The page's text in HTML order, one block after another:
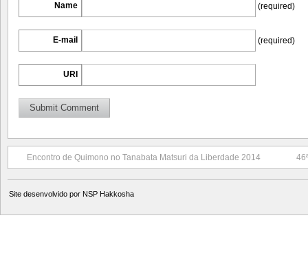
Name (required)
E-mail (required)
URI
Encontro de Quimono no Tanabata Matsuri da Liberdade 2014
Site desenvolvido por NSP Hakkosha